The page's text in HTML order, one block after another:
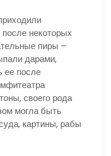
некоторых
пиры –
дарами,
ее после
своего рода
могла быть
картины, рабы